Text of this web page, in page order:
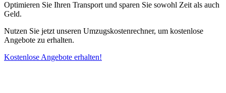
Optimieren Sie Ihren Transport und sparen Sie sowohl Zeit als auch
Geld.
Nutzen Sie jetzt unseren Umzugskostenrechner, um kostenlose
Angebote zu erhalten.
Kostenlose Angebote erhalten!